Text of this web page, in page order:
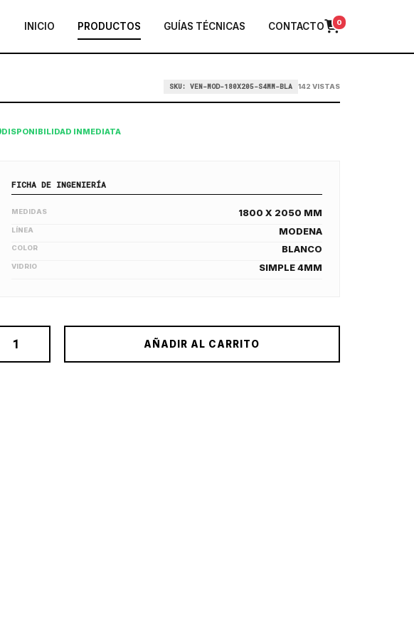
INICIO PRODUCTOS GUÍAS TÉCNICAS CONTACTO 0
SKU: VEN-MOD-180X205-S4MM-BLA 142 VISTAS
DISPONIBILIDAD INMEDIATA
FICHA DE INGENIERÍA
MEDIDAS 1800 X 2050 MM
LÍNEA MODENA
COLOR BLANCO
VIDRIO SIMPLE 4MM
AÑADIR AL CARRITO